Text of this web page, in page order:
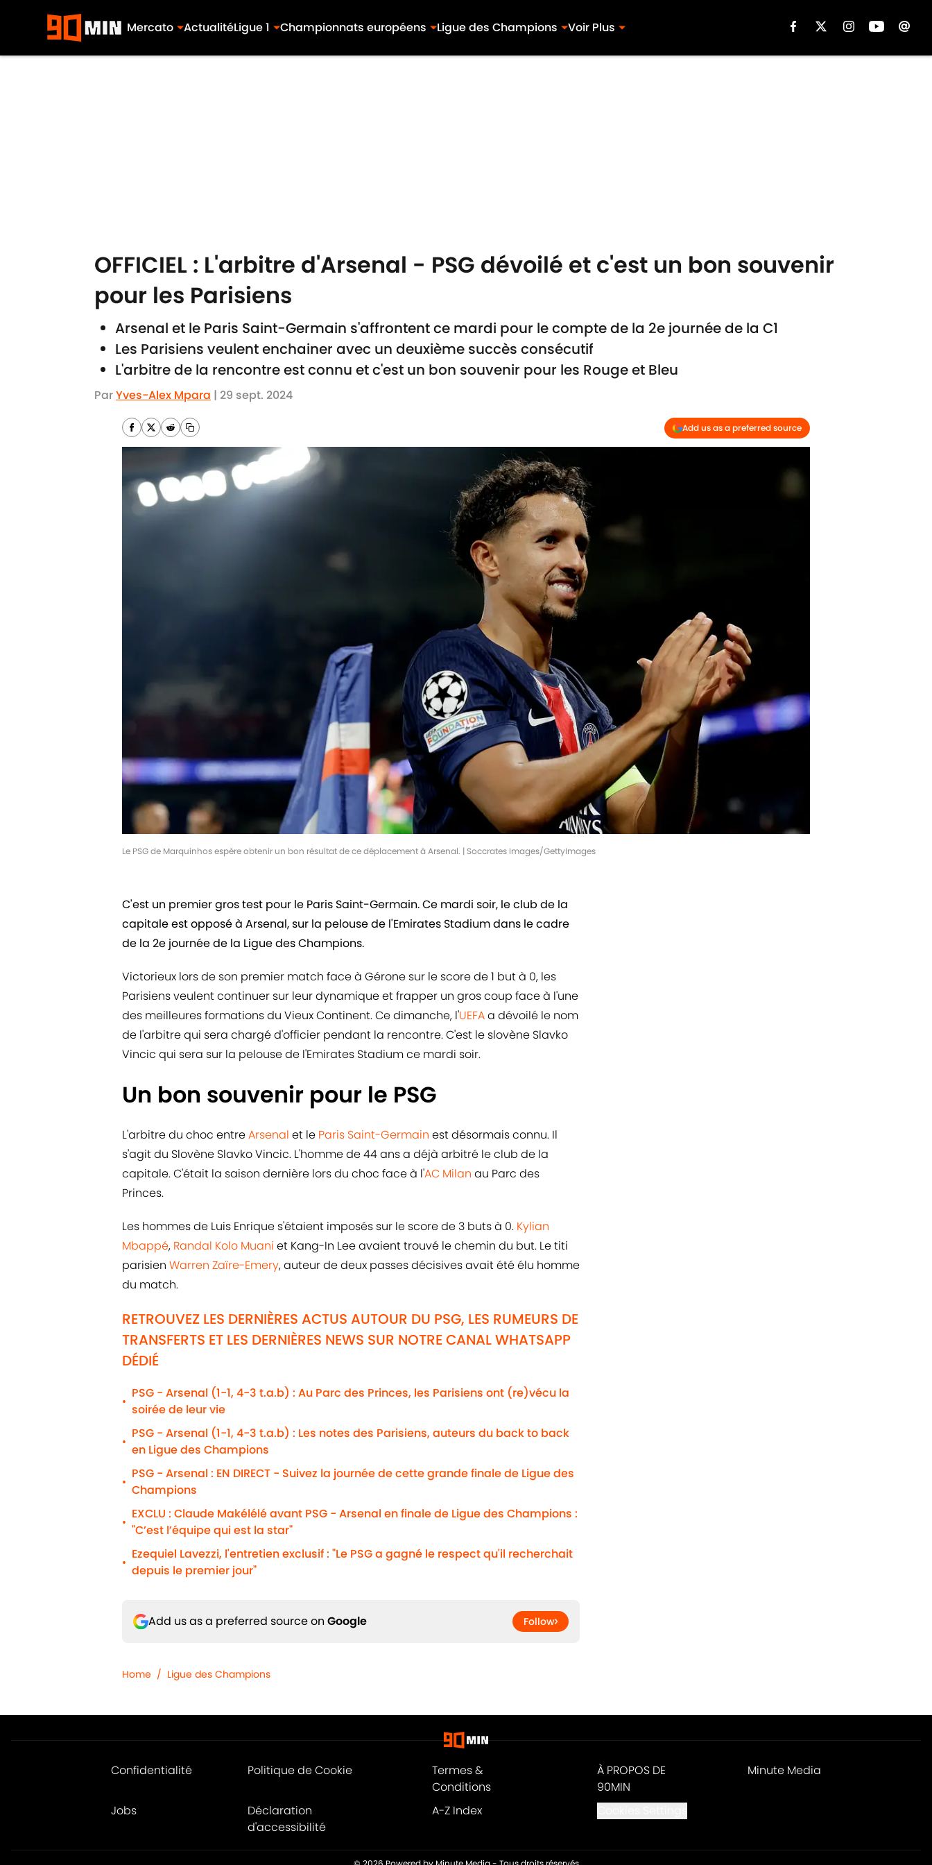
Mercato ActualitéLigue 1 Championnats européens Ligue des Champions Voir Plus
OFFICIEL : L'arbitre d'Arsenal - PSG dévoilé et c'est un bon souvenir
pour les Parisiens
Arsenal et le Paris Saint-Germain s'affrontent ce mardi pour le compte de la 2e journée de la C1
Les Parisiens veulent enchainer avec un deuxième succès consécutif
L'arbitre de la rencontre est connu et c'est un bon souvenir pour les Rouge et Bleu
ParYves-Alex Mpara | 29 sept. 2024
Add us as a preferred source
Le PSG de Marquinhos espère obtenir un bon résultat de ce déplacement à Arsenal. | Soccrates Images/GettyImages
C'est un premier gros test pour le Paris Saint-Germain. Ce mardi soir, le club de la
capitale est opposé à Arsenal, sur la pelouse de l'Emirates Stadium dans le cadre
de la 2e journée de la Ligue des Champions.
Victorieux lors de son premier match face à Gérone sur le score de 1 but à 0, les
Parisiens veulent continuer sur leur dynamique et frapper un gros coup face à l'une
des meilleures formations du Vieux Continent. Ce dimanche, l'UEFAa dévoilé le nom
de l'arbitre qui sera chargé d'officier pendant la rencontre. C'est le slovène Slavko
Vincic qui sera sur la pelouse de l'Emirates Stadium ce mardi soir.
Un bon souvenir pour le PSG
L'arbitre du choc entreArsenal et le Paris Saint-Germain est désormais connu. Il
s'agit du Slovène Slavko Vincic. L'homme de 44 ans a déjà arbitré le club de la
capitale. C'était la saison dernière lors du choc face à l'AC Milan au Parc des
Princes.
Les hommes de Luis Enrique s'étaient imposés sur le score de 3 buts à 0. Kylian
Mbappé, Randal Kolo Muani et Kang-In Lee avaient trouvé le chemin du but. Le titi
parisien Warren Zaïre-Emery, auteur de deux passes décisives avait été élu homme
du match.
RETROUVEZ LES DERNIÈRES ACTUS AUTOUR DU PSG, LES RUMEURS DE
TRANSFERTS ET LES DERNIÈRES NEWS SUR NOTRE CANAL WHATSAPP
DÉDIÉ
•
PSG - Arsenal (1-1, 4-3 t.a.b) : Au Parc des Princes, les Parisiens ont (re)vécu la
soirée de leur vie
•
PSG - Arsenal (1-1, 4-3 t.a.b) : Les notes des Parisiens, auteurs du back to back
en Ligue des Champions
•
PSG - Arsenal : EN DIRECT - Suivez la journée de cette grande finale de Ligue des
Champions
•
EXCLU : Claude Makélélé avant PSG - Arsenal en finale de Ligue des Champions :
"C’est l’équipe qui est la star"
•
Ezequiel Lavezzi, l'entretien exclusif : "Le PSG a gagné le respect qu'il recherchait
depuis le premier jour"
Add us as a preferred source on Google Follow
Home / Ligue des Champions
Confidentialité Politique de Cookie
Termes &
Conditions
À PROPOS DE
90MIN
Minute Media
Jobs
Déclaration
d'accessibilité
A-Z Index